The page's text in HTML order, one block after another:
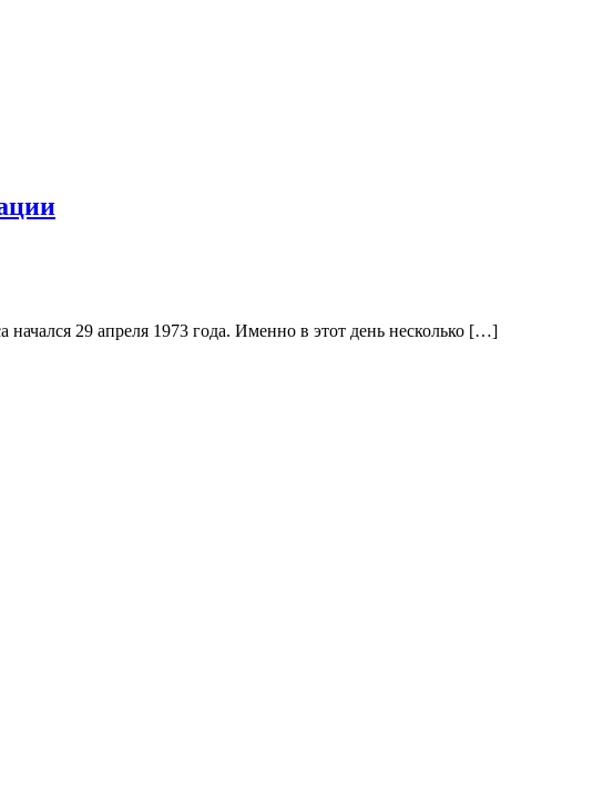
29 апреля 1973 года. Именно в этот день несколько […]